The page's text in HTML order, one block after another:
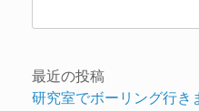
最近の投稿
研究室でボーリング行き